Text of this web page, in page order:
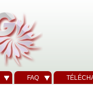
FAQ